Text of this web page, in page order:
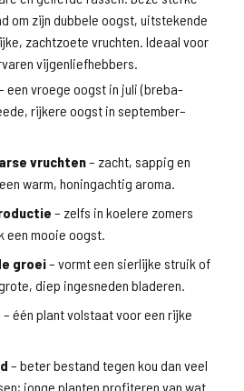
om zijn dubbele oogst, uitstekende
zachtzoete vruchten. Ideaal voor
vijgenliefhebbers.
een vroege oogst in juli (breba-
rijkere oogst in september–
vruchten– zacht, sappig en
warm, honingachtig aroma.
– zelfs in koelere zomers
een mooie oogst.
groei– vormt een sierlijke struik of
diep ingesneden bladeren.
– één plant volstaat voor een rijke
– beter bestand tegen kou dan veel
jonge planten profiteren van wat